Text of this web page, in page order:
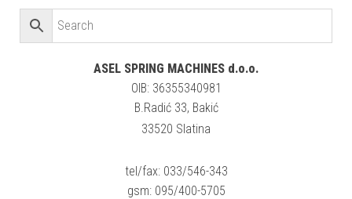
ASEL SPRING MACHINES d.o.o.
OIB: 36355340981
B.Radić 33, Bakić
33520 Slatina
tel/fax: 033/546-343
gsm: 095/400-5705